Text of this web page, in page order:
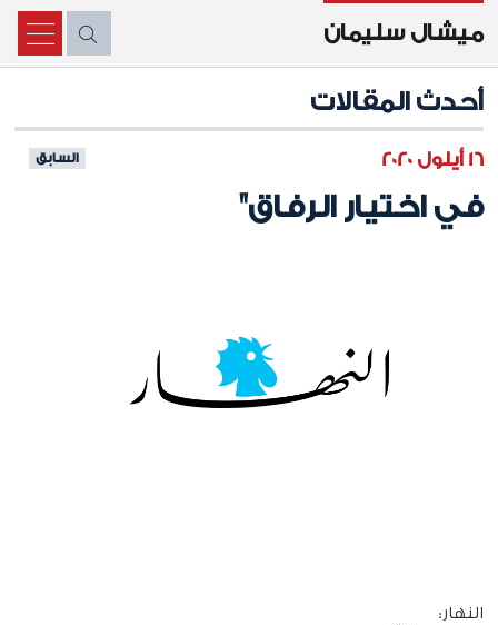
ميشال سليمان X
أحدث المقالات
16 أيلول 2020 السابق
في اختيار الرفاق"
النهار: